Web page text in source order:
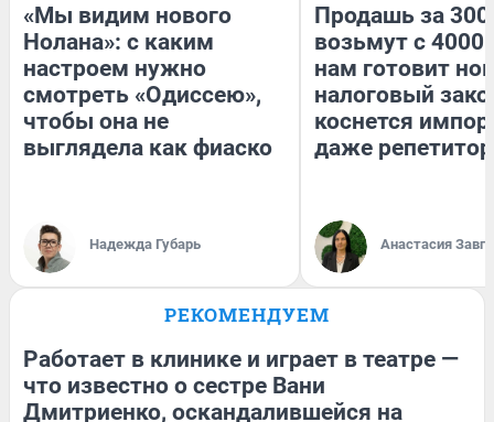
«Мы видим нового
Нолана»: с каким
настроем нужно
смотреть «Одиссею»,
чтобы она не
выглядела как фиаско
Надежда Губарь
Продашь за
возьмут с
нам готовит
налоговый
коснется
даже
Анастасия
РЕКОМЕНДУЕМ
Работает в клинике и играет в театре —
что известно о сестре Вани
Дмитриенко, оскандалившейся на